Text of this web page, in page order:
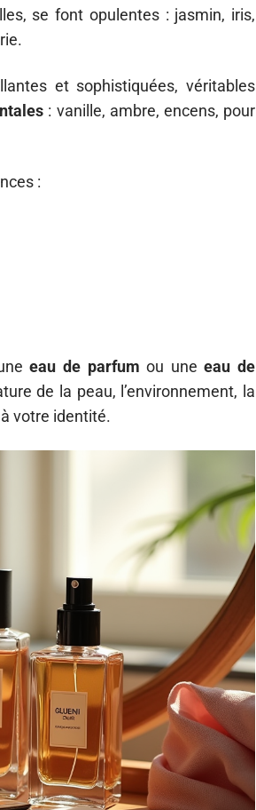
se font opulentes : jasmin, iris,
et sophistiquées, véritables
: vanille, ambre, encens, pour
:
eau de parfum ou uneeau de
de la peau, l’environnement, la
votre identité.